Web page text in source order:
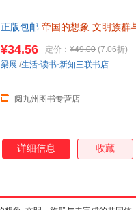
正版包邮 帝国的想象 文明族群
¥34.56 定价： ¥49.00 (7.06折)
阅九州图书专营店
梁展 /生活·读书·新知三联书店
详细信息 收藏